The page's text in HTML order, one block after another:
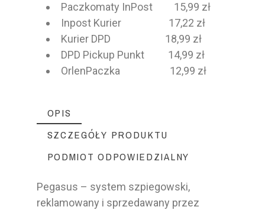
Paczkomaty InPost 15,99 zł
Inpost Kurier 17,22 zł
Kurier DPD 18,99 zł
DPD Pickup Punkt 14,99 zł
OrlenPaczka 12,99 zł
OPIS
SZCZEGÓŁY PRODUKTU
PODMIOT ODPOWIEDZIALNY
Pegasus – system szpiegowski,
reklamowany i sprzedawany przez